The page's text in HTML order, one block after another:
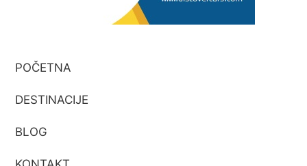
POČETNA
DESTINACIJE
BLOG